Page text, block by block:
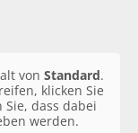
von Standard.
klicken Sie
dass dabei
werden.